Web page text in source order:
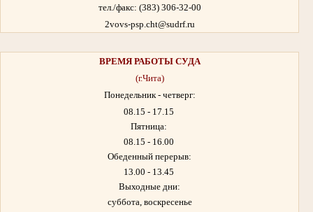
тел./факс: (383) 306-32-00
2vovs-psp.cht@sudrf.ru
ВРЕМЯ РАБОТЫСУДА
(г.Чита)
Понедельник - четверг:
08.15 - 17.15
Пятница:
08.15 - 16.00
Обеденный перерыв:
13.00 - 13.45
Выходные дни:
суббота, воскресенье